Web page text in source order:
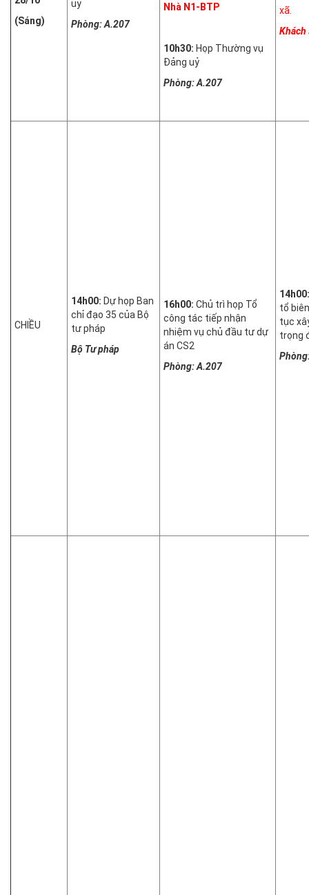
(Sáng)
uỷ
Phòng: A.207
Nhà N1-BTP
10h30: Họp Thường vụ
Đảng uỷ
Phòng: A.207
xã.
Khách
CHIỀU
14h00: Dự họp Ban
chỉ đạo 35 của Bộ
tư pháp
Bộ Tư pháp
16h00: Chủ trì họp Tổ
công tác tiếp nhận
nhiệm vụ chủ đầu tư dự
án CS2
Phòng: A.207
tổ
tục
trọng